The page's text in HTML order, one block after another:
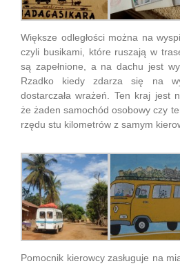
Większe odległości można na
czyli busikami, które ruszają w
są zapełnione, a na dachu jest
Rzadko kiedy zdarza się na
dostarczała wrażeń. Ten kraj jest
że żaden samochód osobowy czy
rzędu stu kilometrów z samym
Pomocnik kierowcy zasługuje na